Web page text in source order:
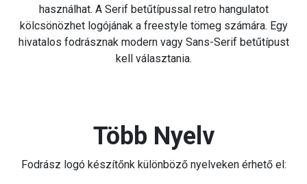
használhat. A Serif betűtípussal retro hangulatot
kölcsönözhet logójának a freestyle tömeg számára. Egy
hivatalos fodrásznak modern vagy Sans-Serif betűtípust
kell választania.
Több Nyelv
Fodrász logó készítőnk különböző nyelveken érhető el: